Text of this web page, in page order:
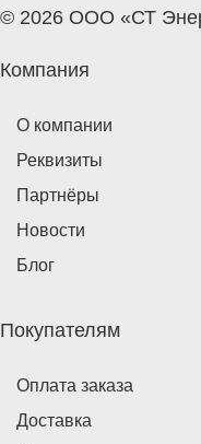
© 2026 ООО «СТ
Компания
О компании
Реквизиты
Партнёры
Новости
Блог
Покупателям
Оплата заказа
Доставка